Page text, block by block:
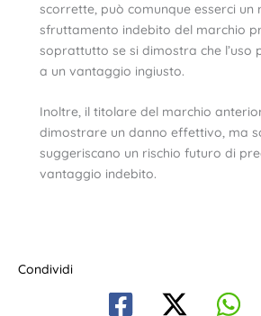
scorrette, può comunque esserci un
sfruttamento indebito del marchio
soprattutto se si dimostra che
a un vantaggio ingiusto.
Inoltre, il titolare del marchio
dimostrare un danno effettivo, ma
suggeriscano un rischio futuro di
vantaggio indebito.
Condividi